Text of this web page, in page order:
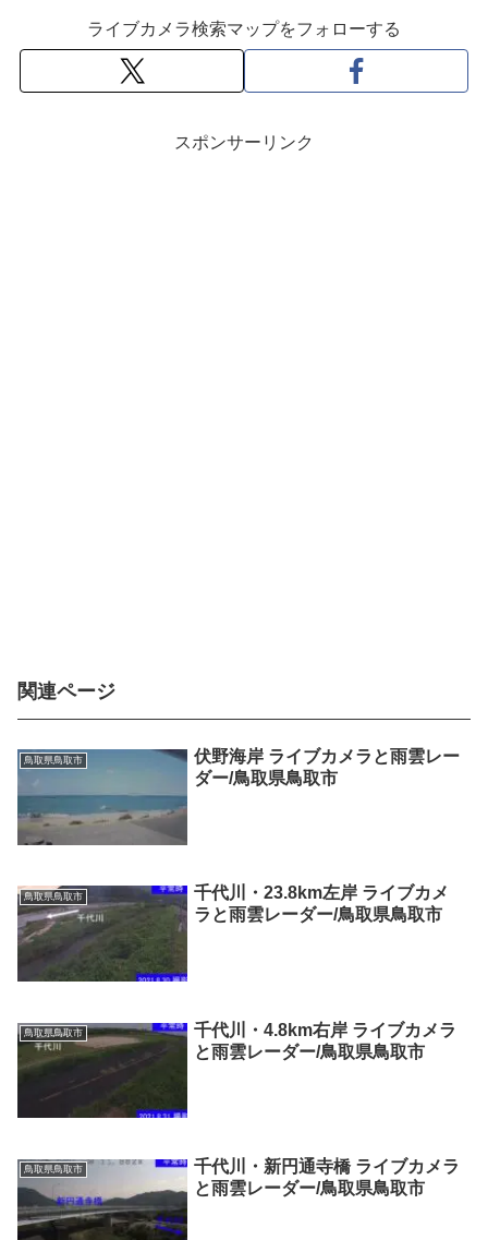
ライブカメラ検索マップをフォローする
スポンサーリンク
関連ページ
鳥取県鳥取市
伏野海岸 ライブカメラと雨雲レー
ダー/鳥取県鳥取市
鳥取県鳥取市
千代川・23.8km左岸 ライブカメ
ラと雨雲レーダー/鳥取県鳥取市
鳥取県鳥取市
千代川・4.8km右岸 ライブカメラ
と雨雲レーダー/鳥取県鳥取市
鳥取県鳥取市
千代川・新円通寺橋 ライブカメラ
と雨雲レーダー/鳥取県鳥取市